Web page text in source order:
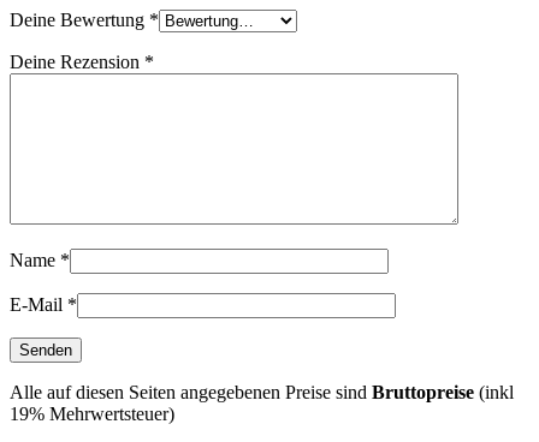
Deine Bewertung *
Deine Rezension *
Name *
E-Mail *
Alle auf diesen Seiten angegebenen Preise sind Bruttopreise (inkl
19% Mehrwertsteuer)